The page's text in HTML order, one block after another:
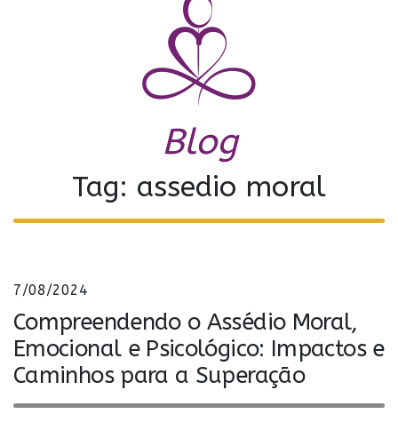
Blog
Tag: assedio moral
7/08/2024
Compreendendo o Assédio Moral,
Emocional e Psicológico: Impactos e
Caminhos para a Superação